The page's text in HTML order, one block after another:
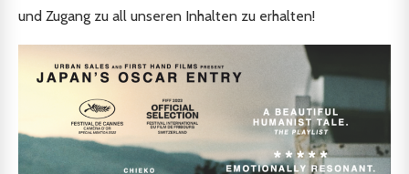
und Zugang zu all unseren Inhalten zu erhalten!